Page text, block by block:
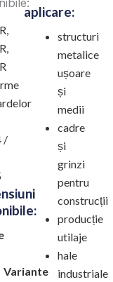
/
Variante
aplicare:
structuri
metalice
ușoare
și
medii
cadre
și
grinzi
pentru
construcții
producție
utilaje
hale
industriale